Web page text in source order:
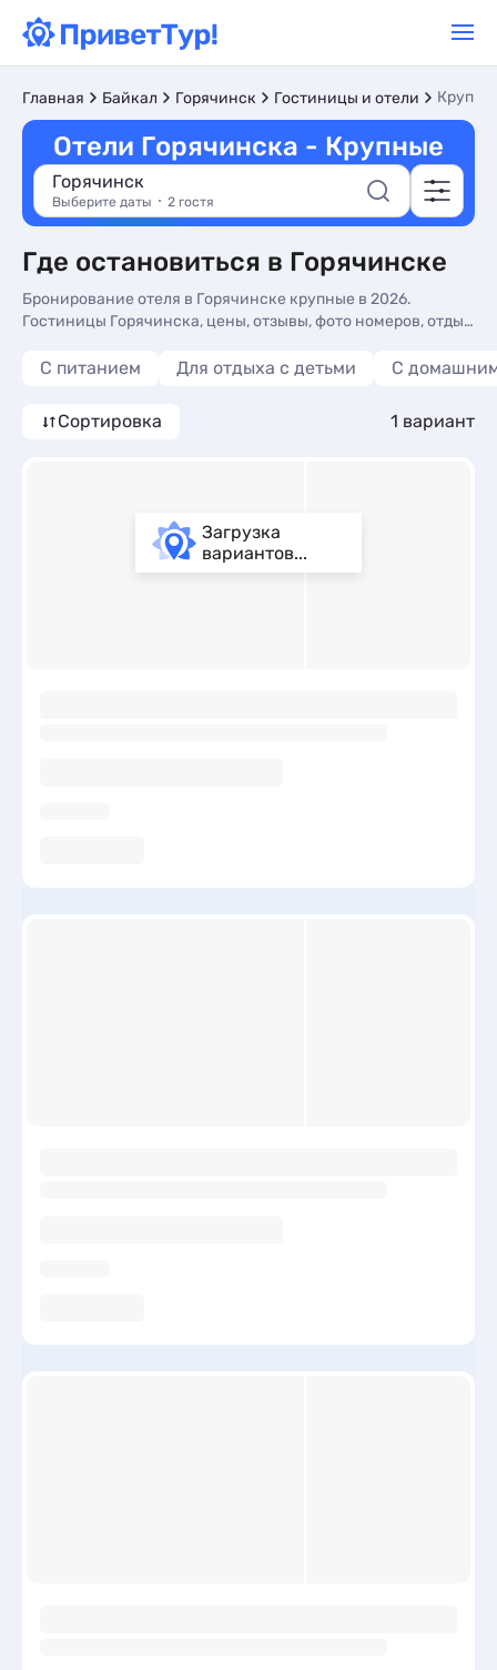
Главная Байкал Горячинск Гостиницы и отели
Отели Горячинска - Крупные
Горячинск
Выберите даты 2 гостя
Где остановиться в Горячинске
Бронирование отеля в Горячинске крупные в 2026.
Гостиницы Горячинска, цены, отзывы, фото номеров, отдых
С питанием Для отдыха с детьми С
Сортировка 1 вариант
Загрузка
вариантов...